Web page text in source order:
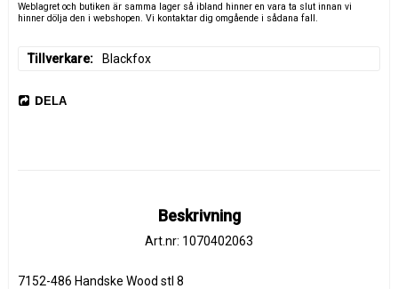
Weblagret och butiken är samma lager så ibland hinner en vara ta slut innan vi
hinner dölja den i webshopen. Vi kontaktar dig omgående i sådana fall.
Tillverkare Blackfox
DELA
Beskrivning
Art.nr: 1070402063
7152-486 Handske Wood stl 8